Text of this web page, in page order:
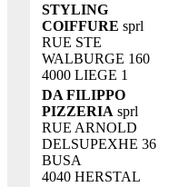
STYLING
COIFFURE sprl
RUE STE
WALBURGE 160
4000 LIEGE 1
DA FILIPPO
PIZZERIA sprl
RUE ARNOLD
DELSUPEXHE 36
BUSA
4040 HERSTAL